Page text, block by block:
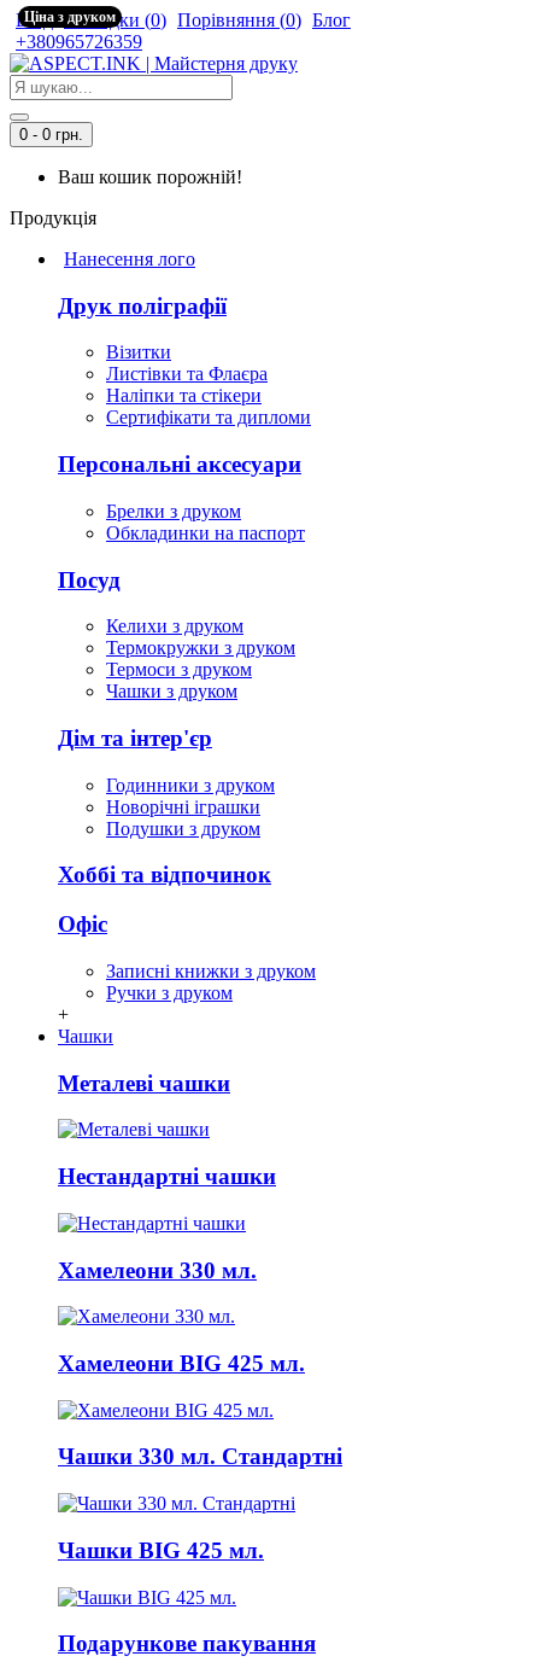
Вхід Закладки (0) Порівняння (0) Блог
+380965726359
0 - 0 грн.
Ваш кошик порожній!
Продукція
Нанесення лого
Друк поліграфії
Візитки
Листівки та Флаєра
Наліпки та стікери
Сертифікати та дипломи
Персональні аксесуари
Брелки з друком
Обкладинки на паспорт
Посуд
Келихи з друком
Термокружки з друком
Термоси з друком
Чашки з друком
Дім та інтер'єр
Годинники з друком
Новорічні іграшки
Подушки з друком
Хоббі та відпочинок
Офіс
Записні книжки з друком
Ручки з друком
+
Чашки
Металеві чашки
Нестандартні чашки
Хамелеони 330 мл.
Хамелеони BIG 425 мл.
Чашки 330 мл. Стандартні
Чашки BIG 425 мл.
Подарункове пакування
Ціна з друком